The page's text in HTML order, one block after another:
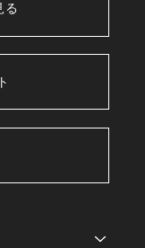
る